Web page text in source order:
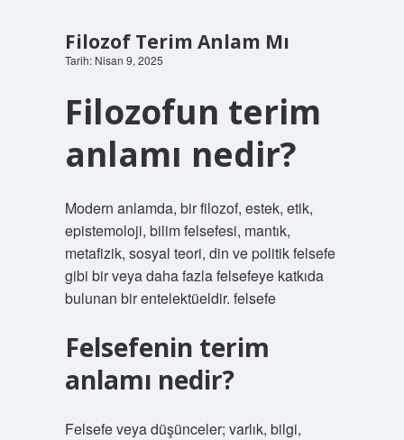
Filozof Terim Anlam Mı
Tarih: Nisan 9, 2025
Filozofun terim
anlamı nedir?
Modern anlamda, bir filozof, estek, etik,
epistemoloji, bilim felsefesi, mantık,
metafizik, sosyal teori, din ve politik felsefe
gibi bir veya daha fazla felsefeye katkıda
bulunan bir entelektüeldir. felsefe
Felsefenin terim
anlamı nedir?
Felsefe veya düşünceler; varlık, bilgi,